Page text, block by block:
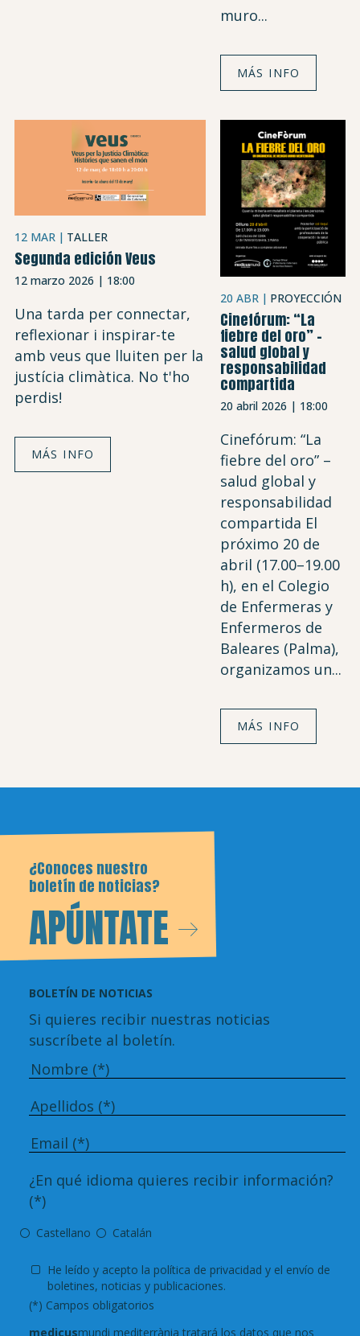
muro...
MÁS INFO
12 MAR TALLER
Segunda edición Veus
12 marzo 2026 | 18:00
Una tarda per connectar,
reflexionar i inspirar-te
amb veus que lluiten per la
justícia climàtica. No t'ho
perdis!
MÁS INFO
20 ABR PROYECCIÓN
Cinefórum: “La
fiebre del oro” –
salud global y
responsabilidad
compartida
20 abril 2026 | 18:00
Cinefórum: “La
fiebre del oro” –
salud global y
responsabilidad
compartida El
próximo 20 de
abril (17.00–19.00
h), en el Colegio
de Enfermeras y
Enfermeros de
Baleares (Palma),
organizamos un...
MÁS INFO
¿Conoces nuestro
boletín de noticias?
APÚNTATE
BOLETÍN DE NOTICIAS
Si quieres recibir nuestras noticias
suscríbete al boletín.
¿En qué idioma quieres recibir información?
(*)
Castellano Catalán
He leído y acepto la política de privacidad y el envío de
boletines, noticias y publicaciones.
(*) Campos obligatorios
medicusmundi mediterrània tratará los datos que nos